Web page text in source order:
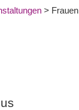
> Frauen